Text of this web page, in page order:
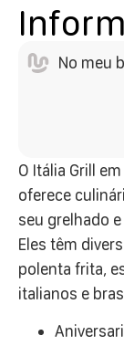
No meu
O Itália Grill
oferece
seu grelhado
Eles têm
polenta frita,
italianos e